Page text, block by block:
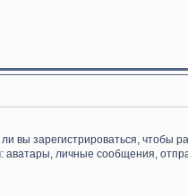
вы зарегистрироваться, чтобы
личные сообщения,